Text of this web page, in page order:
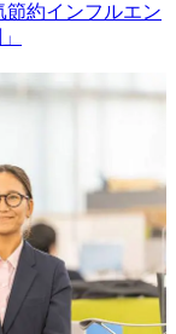
節約インフルエン